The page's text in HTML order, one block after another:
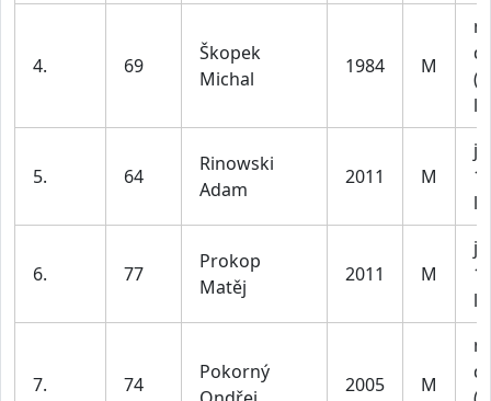
4. 69
Škopek
Michal
1984 M
5. 64
Rinowski
Adam
2011 M
6. 77
Prokop
Matěj
2011 M
7. 74
Pokorný
2005 M